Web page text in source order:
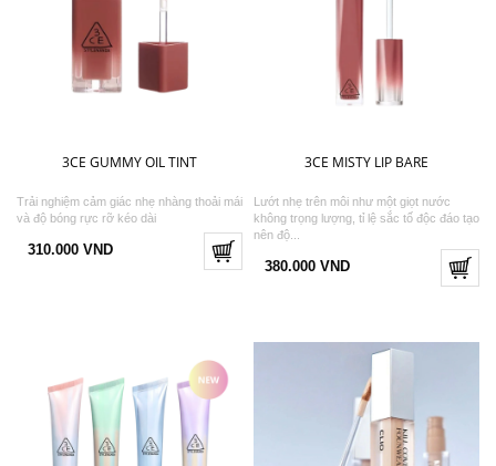
3CE GUMMY OIL TINT
Trải nghiệm cảm giác nhẹ nhàng thoải mái
và độ bóng rực rỡ kéo dài
310.000 VND
3CE MISTY LIP BARE
Lướt nhẹ trên môi như một giọt nước
không trọng lượng, tỉ lệ sắc tố độc đáo tạo
nên độ...
380.000 VND